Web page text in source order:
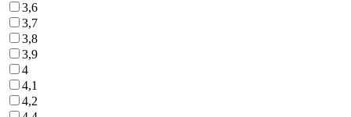
3,6
3,7
3,8
3,9
4
4,1
4,2